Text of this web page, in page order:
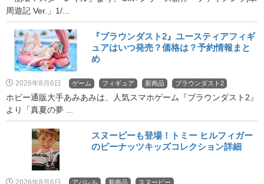
周遊記 Ver.」1/...
『ブラウンダスト2』ユースティアフィギ
ュアはいつ発売？価格は？予約情報まと
め
2026年8月6日 ゲーム フィギュア 新商品 ブラウンダスト2
ホビー通販大手あみあみは、人気スマホゲーム『ブラウンダスト2』
より「真夏の夢 ...
スヌーピーも登場！トミー ヒルフィガー
のピーナッツキッズコレクション詳細
2026年8月6日 アパレル 新商品 スヌーピー